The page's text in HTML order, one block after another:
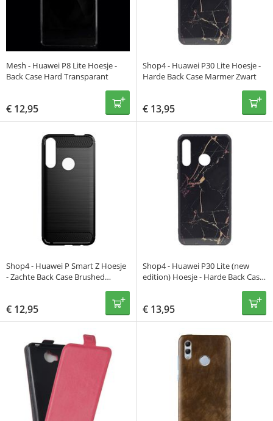
Mesh - Huawei P8 Lite Hoesje -
Back Case Hard Transparant
€ 12,95
Shop4 - Huawei P30 Lite Hoesje -
Harde Back Case Marmer Zwart
€ 13,95
Shop4 - Huawei P Smart Z Hoesje
- Zachte Back Case Brushed
€ 12,95
Shop4 - Huawei P30 Lite (new
edition) Hoesje - Harde Back Case
€ 13,95